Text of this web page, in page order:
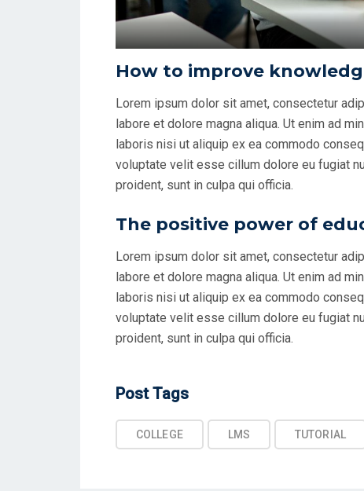
How to improve
Lorem ipsum dolor sit amet, consectetur
labore et dolore magna aliqua. Ut enim ad
laboris nisi ut aliquip ex ea commodo
voluptate velit esse cillum dolore eu fugiat
proident, sunt in culpa qui officia.
The positive power of
Lorem ipsum dolor sit amet, consectetur
labore et dolore magna aliqua. Ut enim ad
laboris nisi ut aliquip ex ea commodo
voluptate velit esse cillum dolore eu fugiat
proident, sunt in culpa qui officia.
Post TagsPost
COLLEGE LMS TUTORIAL